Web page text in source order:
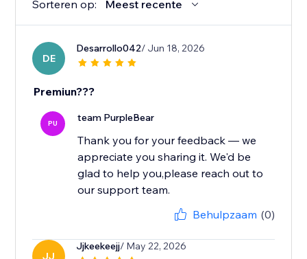
Sorteren op: Meest recente
DE
Desarrollo042/ Jun 18, 2026
Premiun???
PU team PurpleBear
Thank you for your feedback — we
appreciate you sharing it. We'd be
glad to help you,please reach out to
our support team.
Behulpzaam (0)
JJ
Jjkeekeejj/ May 22, 2026